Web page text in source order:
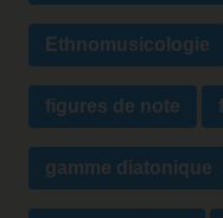
Ethnomusicologie
figures de note
gamme diatonique